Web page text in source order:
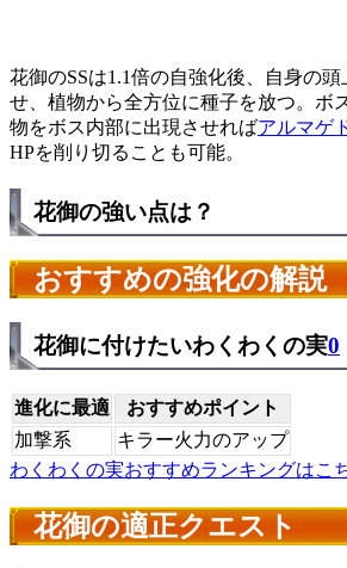
花御のSSは1.1倍の自強化後、自身の
せ、植物から全方位に種子を放つ。ボ
物をボス内部に出現させればアルマゲ
HPを削り切ることも可能。
花御の強い点は？
おすすめの強化の解説
花御に付けたいわくわくの実0
進化に最適
おすすめポイント
加撃系
キラー火力のアップ
わくわくの実おすすめランキングはこ
花御の適正クエスト